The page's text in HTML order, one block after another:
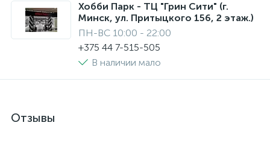
Хобби Парк - ТЦ "Грин Сити" (г.
Минск, ул. Притыцкого 156, 2 этаж.)
ПН-ВС 10:00 - 22:00
+375 44 7-515-505
В наличии мало
Отзывы